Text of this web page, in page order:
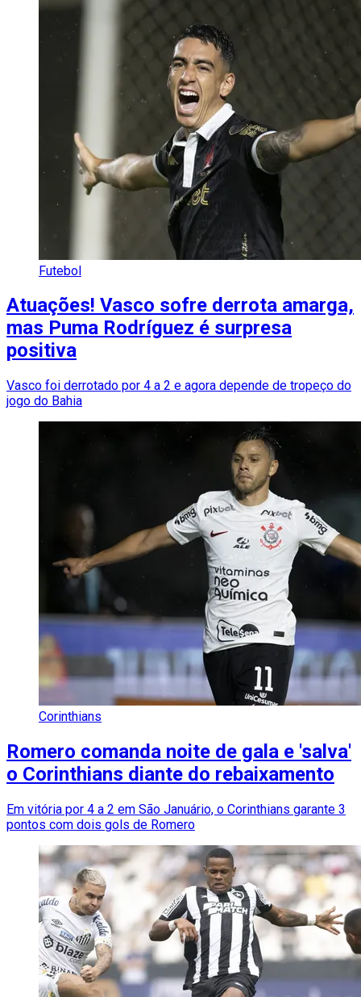
Futebol
Atuações! Vasco sofre derrota amarga,
mas Puma Rodríguez é surpresa
positiva
Vasco foi derrotado por 4 a 2 e agora depende de tropeço do
jogo do Bahia
Corinthians
Romero comanda noite de gala e 'salva'
o Corinthians diante do rebaixamento
Em vitória por 4 a 2 em São Januário, o Corinthians garante 3
pontos com dois gols de Romero